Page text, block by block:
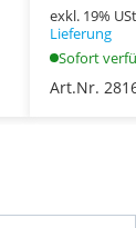
exkl. 19%
Lieferung
Sofort
Art.Nr.